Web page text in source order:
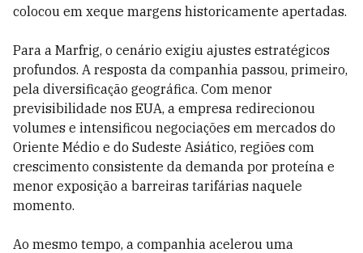
colocou em xeque margens historicamente apertadas.
Para a Marfrig, o cenário exigiu ajustes estratégicos
profundos. A resposta da companhia passou, primeiro,
pela diversificação geográfica. Com menor
previsibilidade nos EUA, a empresa redirecionou
volumes e intensificou negociações em mercados do
Oriente Médio e do Sudeste Asiático, regiões com
crescimento consistente da demanda por proteína e
menor exposição a barreiras tarifárias naquele
momento.
Ao mesmo tempo, a companhia acelerou uma